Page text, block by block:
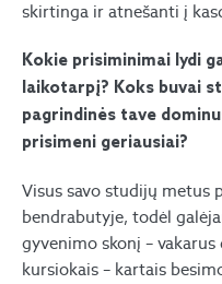
skirtinga ir atnešanti į
Kokie prisiminimai lydi
laikotarpį? Koks buvai
pagrindinės tave
prisimeni geriausiai?
Visus savo studijų metus
bendrabutyje, todėl
gyvenimo skonį –
kursiokais – kartais